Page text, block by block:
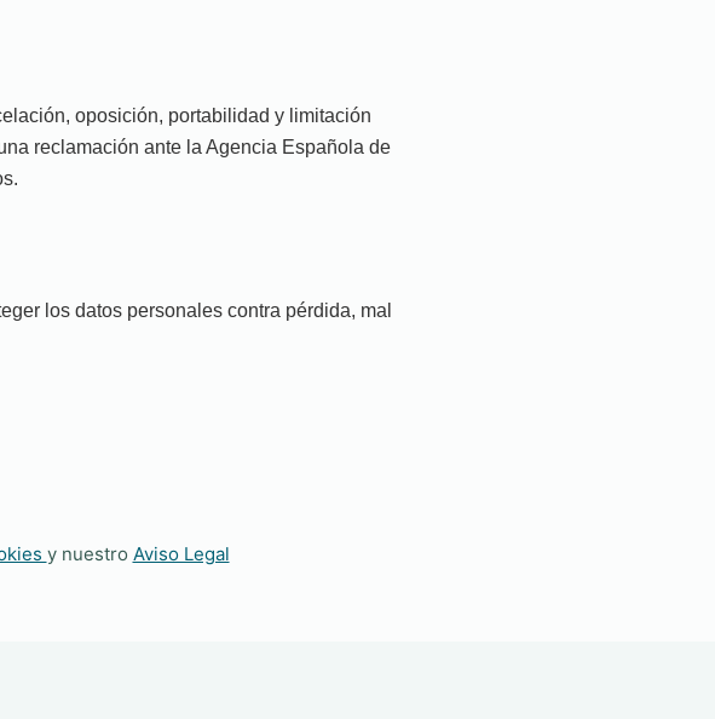
oposición, portabilidad y limitación
reclamación ante la Agencia Española de
los datos personales contra pérdida, mal
y nuestro Aviso Legal